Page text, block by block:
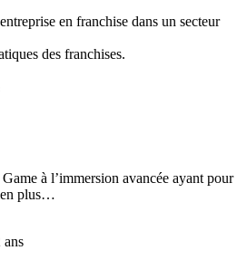
en franchise dans un secteur
des franchises.
à l’immersion avancée ayant pour
plus…
ans